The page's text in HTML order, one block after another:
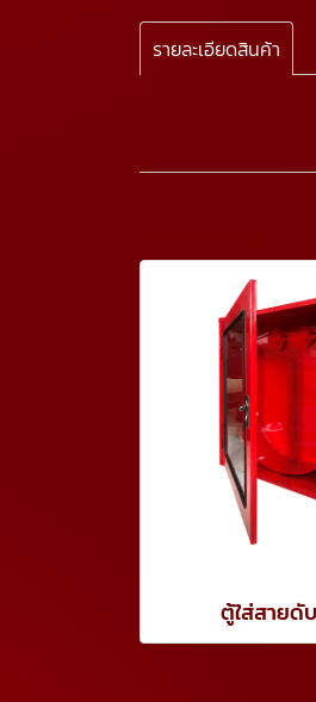
รายละเอียดสินค้า
ตู้ใส่สายดั